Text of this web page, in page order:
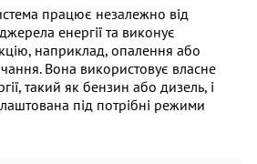
працює незалежно від
енергії та виконує
наприклад, опалення або
Вона використовує власне
такий як бензин або дизель, і
під потрібні режими